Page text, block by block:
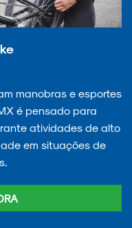
manobras e esportes
é pensado para
atividades de alto
em situações de